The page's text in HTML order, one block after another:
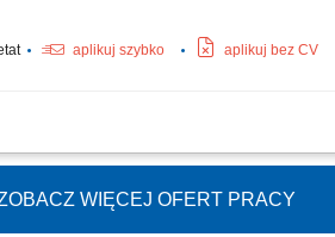
aplikuj szybko aplikuj bez CV
o gości (w tym serwowanie napojów)
WIĘCEJ OFERT PRACY